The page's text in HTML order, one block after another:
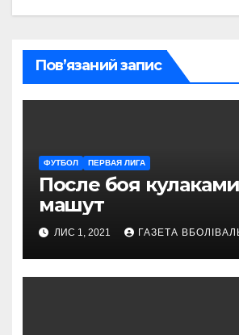
Пов’язаний запис
ФУТБОЛ ПЕРВАЯ ЛИГА
После боя
машут
ЛИС 1, 2021 ГАЗЕТА